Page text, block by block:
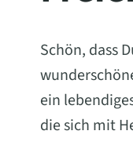
Schön, dass
ein
die sich mit